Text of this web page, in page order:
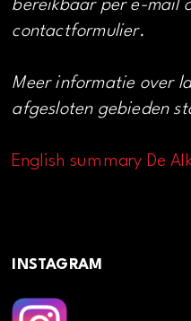
bereikbaar per e-mail
contactformulier.
Meer informatie over
afgesloten gebieden
English summary De
INSTAGRAM